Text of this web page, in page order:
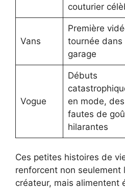
couturier
Vans
Première
tournée dans
garage
Vogue
Débuts
en mode, des
fautes de
hilarantes
Ces petites histoires de
renforcent non seulement
créateur, mais alimentent